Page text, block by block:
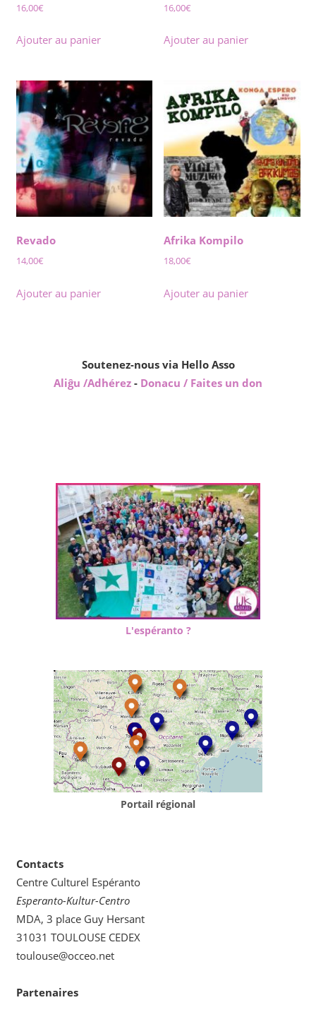
16,00€
Ajouter au panier
16,00€
Ajouter au panier
Revado
14,00€
Ajouter au panier
Afrika Kompilo
18,00€
Ajouter au panier
Soutenez-nous via Hello Asso
Aliĝu /Adhérez - Donacu / Faites un don
L'espéranto ?
Portail régional
Contacts
Centre Culturel Espéranto
Esperanto-Kultur-Centro
MDA, 3 place Guy Hersant
31031 TOULOUSE CEDEX
toulouse@occeo.net
Partenaires